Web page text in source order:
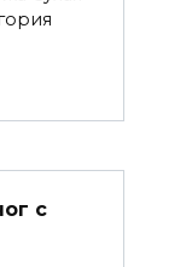
с